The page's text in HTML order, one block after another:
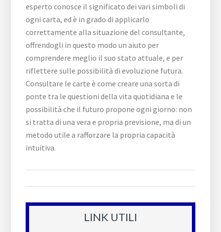
esperto conosce il significato dei vari simboli di
ogni carta, ed è in grado di applicarlo
correttamente alla situazione del consultante,
offrendogli in questo modo un aiuto per
comprendere meglio il suo stato attuale, e per
riflettere sulle possibilità di evoluzione futura.
Consultare le carte è come creare una sorta di
ponte tra le questioni della vita quotidiana e le
possibilità che il futuro propone ogni giorno: non
si tratta di una vera e propria previsione, ma di un
metodo utile a rafforzare la propria capacità
intuitiva.
LINK UTILI